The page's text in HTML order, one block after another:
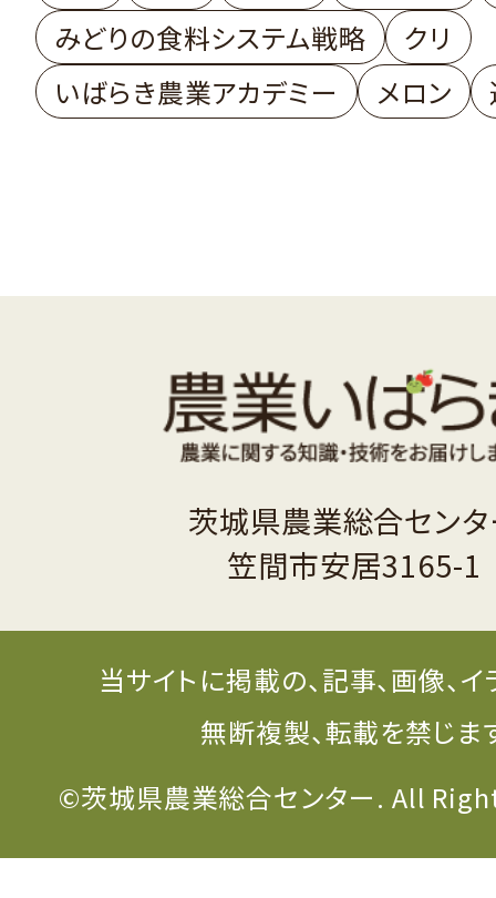
みどりの食料システム戦略
クリ
いばらき農業アカデミー
メロン
茨城県農業総合セン
笠間市安居3165-1
当サイトに掲載の、記事、画像、
無断複製、転載を禁じま
©茨城県農業総合センター. All